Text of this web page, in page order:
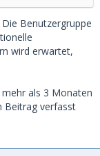
Benutzergruppe
wird erwartet,
als 3 Monaten
Beitrag verfasst